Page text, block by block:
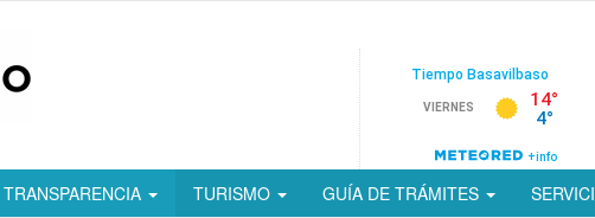
TRANSPARENCIA TURISMO GUÍA DE TRÁMITES